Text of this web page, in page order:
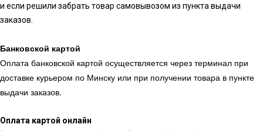
и если решили забрать товар самовывозом из пункта выдачи
заказов.
Банковской картой
Оплата банковской картой осуществляется через терминал при
доставке курьером по Минску или при получении товара в пункте
выдачи заказов.
Оплата картой онлайн